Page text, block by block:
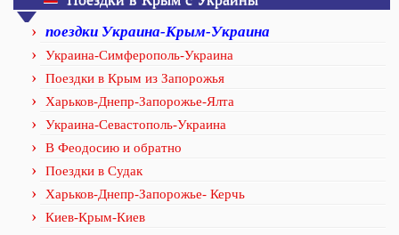
поездки Украина-Крым-Украина
Украина-Симферополь-Украина
Поездки в Крым из Запорожья
Харьков-Днепр-Запорожье-Ялта
Украина-Севастополь-Украина
В Феодосию и обратно
Поездки в Судак
Харьков-Днепр-Запорожье- Керчь
Киев-Крым-Киев